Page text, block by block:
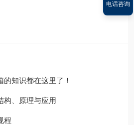
知识都在这里了！
构、原理与应用
程
电话咨询